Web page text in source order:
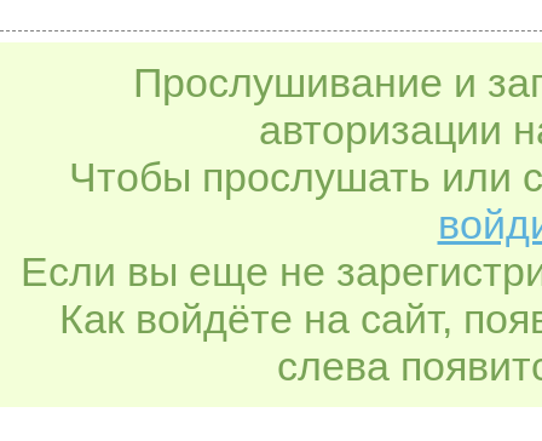
Прослушивание и
авторизации
Чтобы прослушать или
Если вы еще не
Как войдёте на сайт,
слева